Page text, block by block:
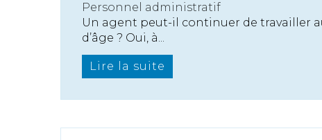
Personnel administratif
Un agent peut-il continuer de travailler
d’âge ? Oui, à...
Lire la suite